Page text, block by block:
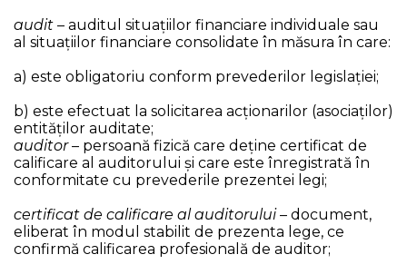
audit – auditul situațiilor financiare individuale sau
al situațiilor financiare consolidate în măsura în care:
a) este obligatoriu conform prevederilor legislației;
b) este efectuat la solicitarea acționarilor (asociaților)
entităților auditate;
auditor– persoană fizică care deține certificat de
calificare al auditorului și care este înregistrată în
conformitate cu prevederile prezentei legi;
certificat de calificare al auditorului– document,
eliberat în modul stabilit de prezenta lege, ce
confirmă calificarea profesională de auditor;